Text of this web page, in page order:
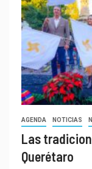
AGENDA NOTICIAS
Las
Querétaro